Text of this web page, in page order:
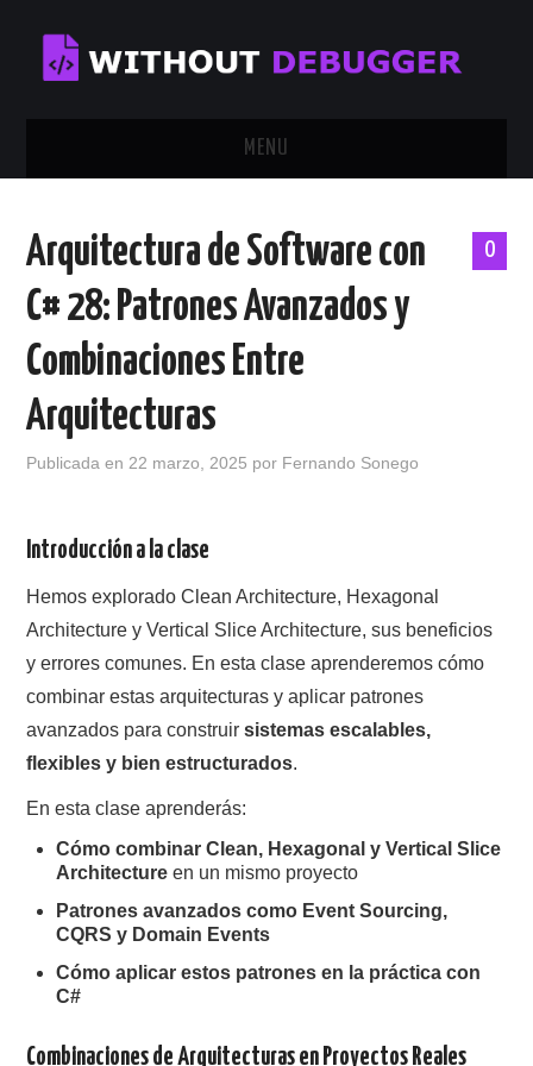
MENU
TUTORIALES
0
Arquitectura de Software con
C# 28: Patrones Avanzados y
Combinaciones Entre
Arquitecturas
Publicada en22 marzo, 2025 por Fernando Sonego
Introducción a la clase
Hemos explorado Clean Architecture, Hexagonal
Architecture y Vertical Slice Architecture, sus beneficios
y errores comunes. En esta clase aprenderemos cómo
combinar estas arquitecturas y aplicar patrones
avanzados para construirsistemas escalables,
flexibles y bien estructurados.
En esta clase aprenderás:
Cómo combinar Clean, Hexagonal y Vertical Slice
Architecture en un mismo proyecto
Patrones avanzados como Event Sourcing,
CQRS y Domain Events
Cómo aplicar estos patrones en la práctica con
C#
Combinaciones de Arquitecturas en Proyectos Reales